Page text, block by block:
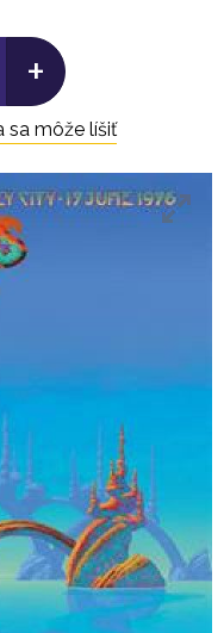
+
sa môže líšiť